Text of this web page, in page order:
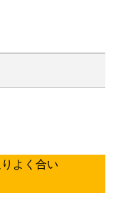
よく合い